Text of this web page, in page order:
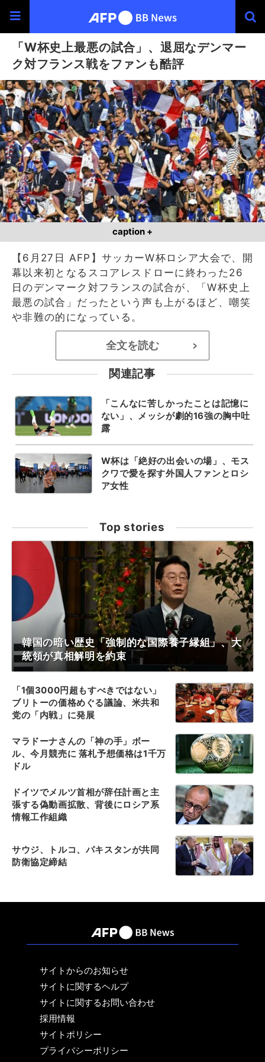
「W杯史上最悪の試合」、退屈なデンマー
ク対フランス戦をファンも酷評
caption +
【6月27日 AFP】サッカーW杯ロシア大会で、開
幕以来初となるスコアレスドローに終わった26
日のデンマーク対フランスの試合が、「W杯史上
最悪の試合」だったという声も上がるほど、嘲笑
や非難の的になっている。
全文を読む >
関連記事
「こんなに苦しかったことは記憶に
ない」、メッシが劇的16強の胸中吐
露
W杯は「絶好の出会いの場」、モス
クワで愛を探す外国人ファンとロシ
ア女性
Top stories
韓国の暗い歴史「強制的な国際養子縁組」、大
統領が真相解明を約束
「1個3000円超もすべきではない」
ブリトーの価格めぐる議論、米共和
党の「内戦」に発展
マラドーナさんの「神の手」ボー
ル、今月競売に 落札予想価格は1千万
ドル
ドイツでメルツ首相が辞任計画と主
張する偽動画拡散、背後にロシア系
情報工作組織
サウジ、トルコ、パキスタンが共同
防衛協定締結
サイトからのお知らせ
サイトに関するヘルプ
サイトに関するお問い合わせ
採用情報
サイトポリシー
プライバシーポリシー